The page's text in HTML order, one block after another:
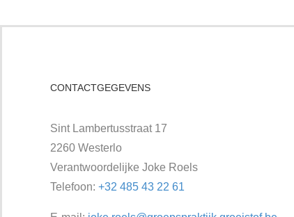
CONTACTGEGEVENS
Sint Lambertusstraat 17
2260 Westerlo
Verantwoordelijke Joke Roels
Telefoon: +32 485 43 22 61